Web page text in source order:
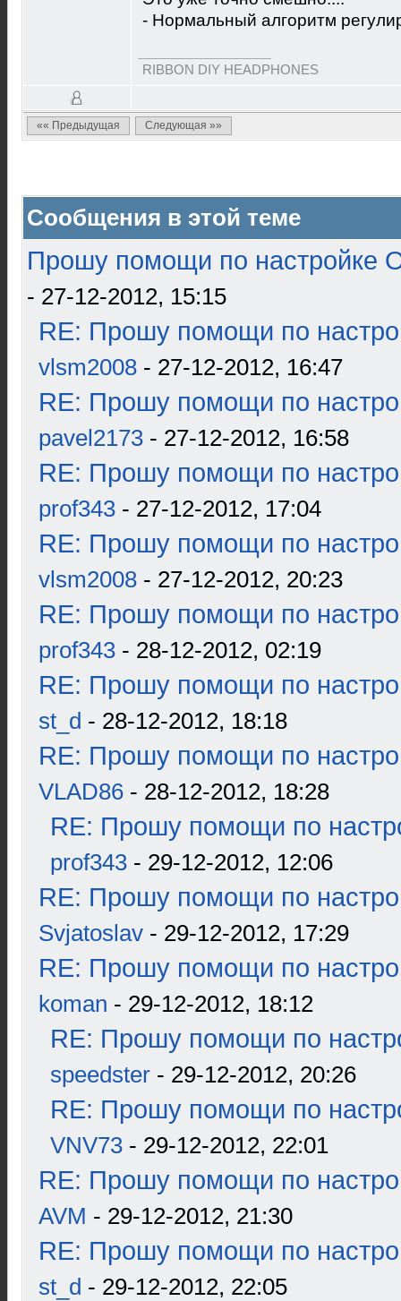
- Нормальный алгоритм
RIBBON DIY HEADPHONES
«« Предыдущая Следующая »»
Сообщения в этой теме
Прошу помощи по настройке
- 27-12-2012, 15:15
RE: Прошу помощи по
vlsm2008 - 27-12-2012, 16:47
RE: Прошу помощи по
pavel2173 - 27-12-2012, 16:58
RE: Прошу помощи по
prof343 - 27-12-2012, 17:04
RE: Прошу помощи по
vlsm2008 - 27-12-2012, 20:23
RE: Прошу помощи по
prof343 - 28-12-2012, 02:19
RE: Прошу помощи по
st_d - 28-12-2012, 18:18
RE: Прошу помощи по
VLAD86 - 28-12-2012, 18:28
RE: Прошу помощи по
prof343 - 29-12-2012, 12:06
RE: Прошу помощи по
Svjatoslav - 29-12-2012, 17:29
RE: Прошу помощи по
koman - 29-12-2012, 18:12
RE: Прошу помощи по
speedster - 29-12-2012, 20:26
RE: Прошу помощи по
VNV73 - 29-12-2012, 22:01
RE: Прошу помощи по
AVM - 29-12-2012, 21:30
RE: Прошу помощи по
st_d - 29-12-2012, 22:05